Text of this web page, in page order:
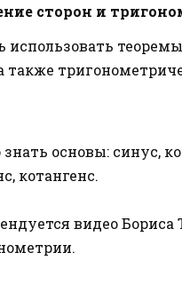
сторон и
использовать
также
основы: синус,
котангенс.
видео